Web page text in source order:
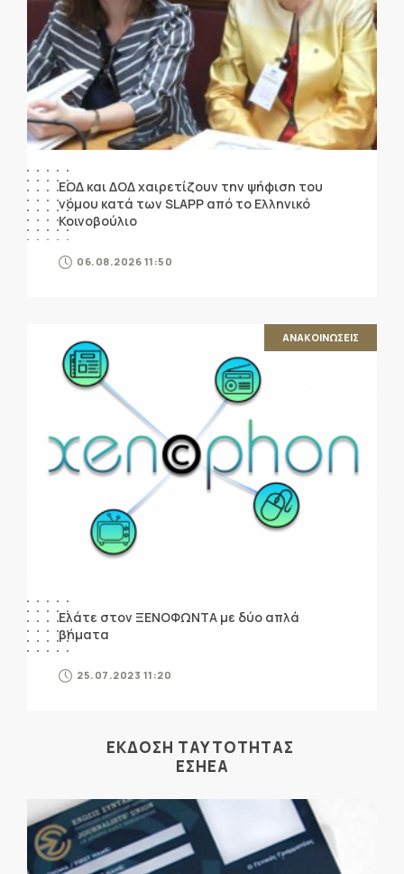
ΕΟΔ και ΔΟΔ χαιρετίζουν την ψήφιση του
νόμου κατά των SLAPP από το Ελληνικό
Κοινοβούλιο
06.08.2026 11:50
ΑΝΑΚΟΙΝΩΣΕΙΣ
Ελάτε στον ΞΕΝΟΦΩΝΤΑ με δύο απλά
βήματα
25.07.2023 11:20
ΕΚΔΟΣΗ ΤΑΥΤΟΤΗΤΑΣ
ΕΣΗΕΑ